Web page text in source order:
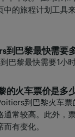
中的旅程计划工具
到巴黎最快需要
巴黎最快需要1小
的火车票价是多
到巴黎火车票
通常较高。此外，
有变化。